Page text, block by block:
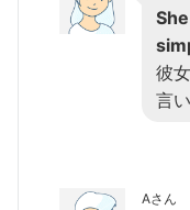
彼
言
Aさん